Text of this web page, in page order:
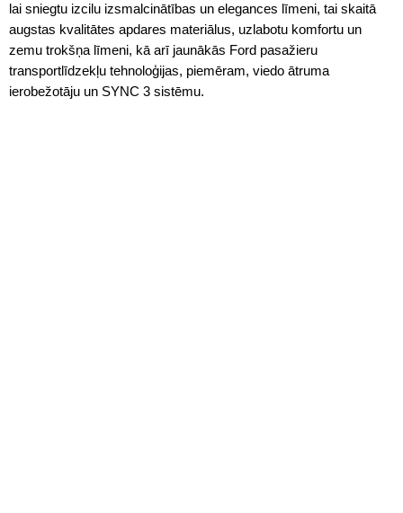
lai sniegtu izcilu izsmalcinātības un elegances līmeni, tai skaitā
augstas kvalitātes apdares materiālus, uzlabotu komfortu un
zemu trokšņa līmeni, kā arī jaunākās Ford pasažieru
transportlīdzekļu tehnoloģijas, piemēram, viedo ātruma
ierobežotāju un SYNC 3 sistēmu.